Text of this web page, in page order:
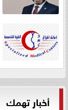
أخبار تهمك